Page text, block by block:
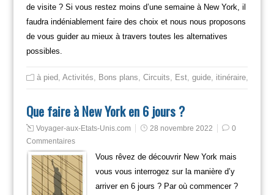
de visite ? Si vous restez moins d’une semaine à New York, il
faudra indéniablement faire des choix et nous nous proposons
de vous guider au mieux à travers toutes les alternatives
possibles.
à pied Activités Bons plans Circuits Est, guide, itinéraire,
Que faire à New York en 6 jours ?
Voyager-aux-Etats-Unis.com 28 novembre 2022
0
Commentaires
Vous rêvez de découvrir New York mais
vous vous interrogez sur la manière d’y
arriver en 6 jours ? Par où commencer ?